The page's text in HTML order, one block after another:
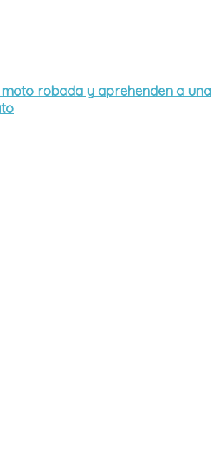
robada y aprehenden a una